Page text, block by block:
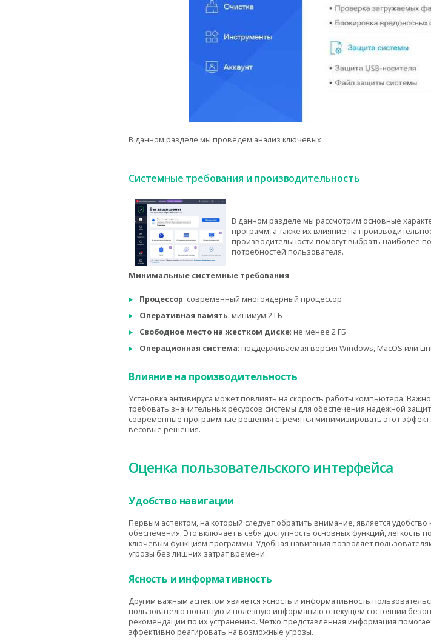
В данном разделе мы проведем анализ ключевых
Системные требования и производительность
В данном разделе мы рассмотрим основные
программ, а также их влияние на
производительности помогут выбрать наиболее
потребностей пользователя.
Минимальные системные требования
Процессор: современный многоядерный процессор
Оперативная память: минимум 2 ГБ
Свободное место на жестком диске: не менее 2 ГБ
Операционная система: поддерживаемая версия Windows, MacOS или
Влияние на производительность
Установка антивируса может повлиять на скорость работы компьютера.
требовать значительных ресурсов системы для обеспечения надежной
современные программные решения стремятся минимизировать этот
весовые решения.
Оценка пользовательского интерфейса
Удобство навигации
Первым аспектом, на который следует обратить внимание, является
обеспечения. Это включает в себя доступность основных функций, легкость
ключевым функциям программы. Удобная навигация позволяет
угрозы без лишних затрат времени.
Ясность и информативность
Другим важным аспектом является ясность и информативность
пользователю понятную и полезную информацию о текущем состоянии
рекомендации по их устранению. Четко представленная информация
эффективно реагировать на возможные угрозы.